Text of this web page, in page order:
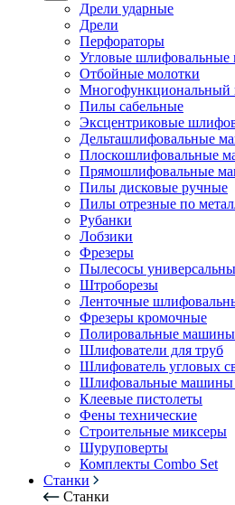
Дрели ударные
Дрели
Перфораторы
Угловые шлифовальные
Отбойные молотки
Многофункциональный
Пилы сабельные
Эксцентриковые
Дельташлифовальные
Плоскошлифовальные
Прямошлифовальные
Пилы дисковые ручные
Пилы отрезные по
Рубанки
Лобзики
Фрезеры
Пылесосы
Штроборезы
Ленточные
Фрезеры кромочные
Полировальные машины
Шлифователи для труб
Шлифователь угловых
Шлифовальные машины
Клеевые пистолеты
Фены технические
Строительные миксеры
Шуруповерты
Комплекты Combo Set
Станки
Станки